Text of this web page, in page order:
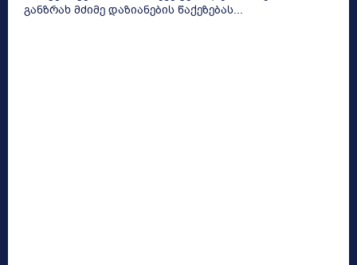
განზრახ მძიმე დაზიანების წაქეზებას...